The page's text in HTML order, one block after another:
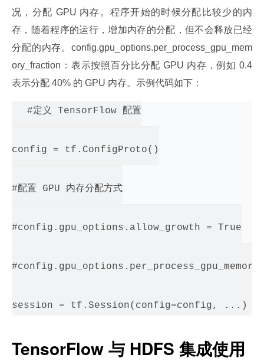
况，分配 GPU 内存。程序开始的时候分配比较少的内
存，随着程序的运行，增加内存的分配，但不会释放已经
分配的内存。config.gpu_options.per_process_gpu_mem
ory_fraction：表示按照百分比分配 GPU 内存，例如 0.4
表示分配 40% 的 GPU 内存。示例代码如下：
#定义 TensorFlow 配置
config = tf.ConfigProto()
#配置 GPU 内存分配方式
#config.gpu_options.allow_growth = True
TensorFlow 与 HDFS 集成使用